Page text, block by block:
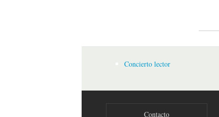
Concierto lector
Contacto